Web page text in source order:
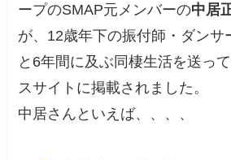
ープのSMAP元メンバーの中居
が、12歳年下の振付師・ダンサ
と6年間に及ぶ同棲生活を送っ
スサイトに掲載されました。
中居さんといえば、、、、